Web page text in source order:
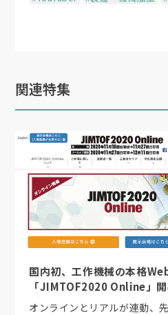
さらに両社は
価値を生み出そ
ビジネスが面白
（日本物流新聞
関連特集
国内初、工作機械の本格
「JIMTOF2020 Online」
オンラインとリアルが連動、